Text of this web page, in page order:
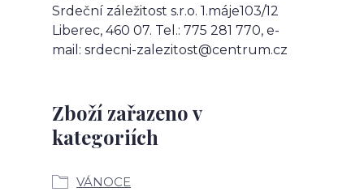
Srdeční záležitost s.r.o. 1.máje103/12
Liberec, 460 07. Tel.: 775 281 770, e-
mail: srdecni-zalezitost@centrum.cz
Zboží zařazeno v
kategoriích
VÁNOCE